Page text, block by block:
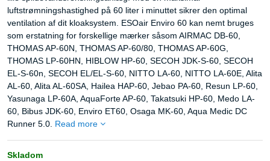
luftstrømningshastighed på 60 liter i minuttet sikrer den optimal
ventilation af dit kloaksystem. ESOair Enviro 60 kan nemt bruges
som erstatning for forskellige mærker såsom AIRMAC DB-60,
THOMAS AP-60N, THOMAS AP-60/80, THOMAS AP-60G,
THOMAS LP-60HN, HIBLOW HP-60, SECOH JDK-S-60, SECOH
EL-S-60n, SECOH EL/EL-S-60, NITTO LA-60, NITTO LA-60E, Alita
AL-60, Alita AL-60SA, Hailea HAP-60, Jebao PA-60, Resun LP-60,
Yasunaga LP-60A, AquaForte AP-60, Takatsuki HP-60, Medo LA-
60, Bibus JDK-60, Enviro ET60, Osaga MK-60, Aqua Medic DC
Runner 5.0. Read more
Skladom